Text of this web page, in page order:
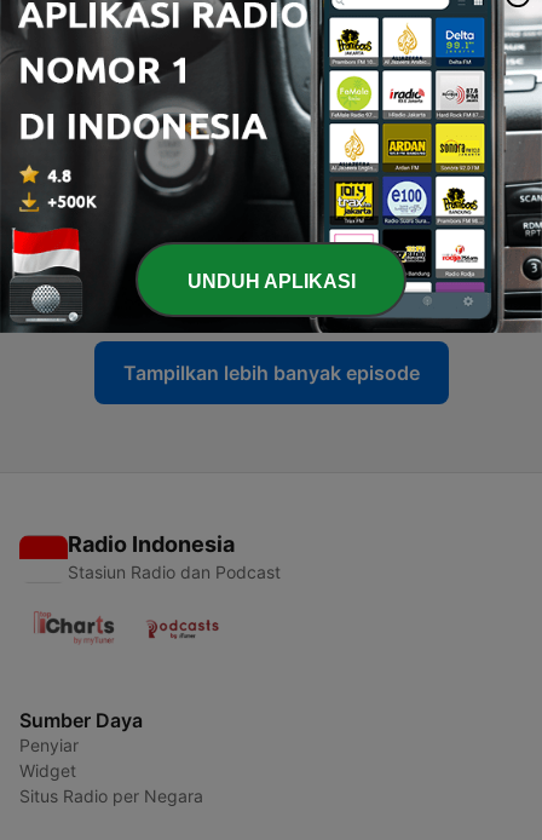
30 Mei 2023
5 - Belajar Bahasa Bugis: Makanan
Belajar Bahasa Bugis: Bagian-Bagian
Rumah/Bangunan dan Perabot
23 Mei 2023
3 -
Belajar Bahasa Bugis: Hewan/Binatang dan
Serangga
15 Mei 2023
Tampilkan lebih banyak episode
Radio Indonesia
Stasiun Radio dan Podcast
Sumber Daya
Penyiar
Widget
Situs Radio per Negara
UNDUH APLIKASI